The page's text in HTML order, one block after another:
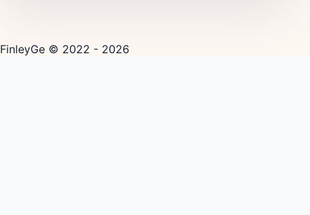
FinleyGe © 2022 - 2026